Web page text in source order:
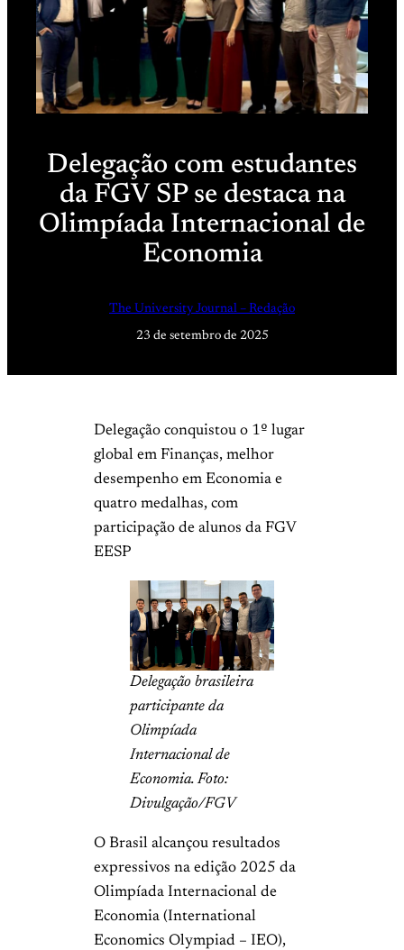
Delegação com estudantes
da FGV SP se destaca na
Olimpíada Internacional de
Economia
The University Journal – Redação
23 de setembro de 2025
Delegação conquistou o 1º lugar
global em Finanças, melhor
desempenho em Economia e
quatro medalhas, com
participação de alunos da FGV
EESP
Delegação brasileira
participante da
Olimpíada
Internacional de
Economia. Foto:
Divulgação/FGV
O Brasil alcançou resultados
expressivos na edição 2025 da
Olimpíada Internacional de
Economia (International
Economics Olympiad – IEO),